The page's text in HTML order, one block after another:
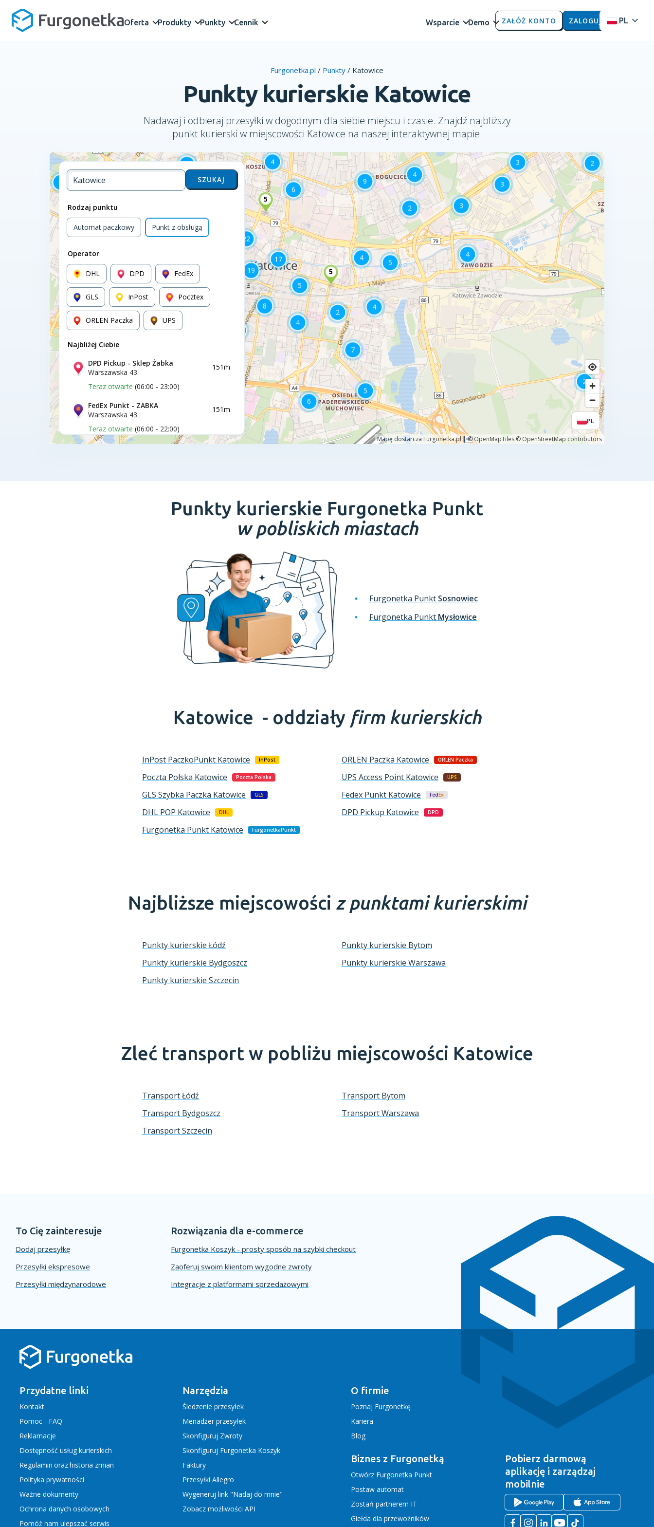
Oferta Produkty Punkty Cennik Wsparcie Demo ZAŁÓŻ KONTO ZALOGUJ PL
Furgonetka.pl / Punkty / Katowice
Punkty kurierskie Katowice
Nadawaj i odbieraj przesyłki w dogodnym dla siebie miejscu i czasie. Znajdź najbliższy
punkt kurierski w miejscowości Katowice na naszej interaktywnej mapie.
Punkty kurierskie Furgonetka Punkt
w pobliskich miastach
Furgonetka Punkt Sosnowiec
Furgonetka Punkt Mysłowice
Katowice - oddziały firm kurierskich
InPost PaczkoPunkt Katowice InPost ORLEN Paczka Katowice ORLEN Paczka
Poczta Polska Katowice Poczta Polska UPS Access Point Katowice UPS
GLS Szybka Paczka Katowice GLS Fedex Punkt Katowice FedEx
DHL POP Katowice DHL DPD Pickup Katowice DPD
Furgonetka Punkt Katowice FurgonetkaPunkt
Najbliższe miejscowości z punktami kurierskimi
Punkty kurierskie Łódź
Punkty kurierskie Bytom
Punkty kurierskie Bydgoszcz
Punkty kurierskie Warszawa
Punkty kurierskie Szczecin
Zleć transport w pobliżu miejscowości Katowice
Transport Łódź
Transport Bytom
Transport Bydgoszcz
Transport Warszawa
Transport Szczecin
To Cię zainteresuje
Dodaj przesyłkę
Przesyłki ekspresowe
Przesyłki międzynarodowe
Rozwiązania dla e-commerce
Furgonetka Koszyk - prosty sposób na szybki checkout
Zaoferuj swoim klientom wygodne zwroty
Integracje z platformami sprzedażowymi
Przydatne linki
Kontakt
Pomoc - FAQ
Reklamacje
Dostępność usług kurierskich
Regulamin orazhistoria zmian
Polityka prywatności
Ważne dokumenty
Ochrona danych osobowych
Pomóż nam ulepszać serwis
Narzędzia
Śledzenie przesyłek
Menadżer przesyłek
Skonfiguruj Zwroty
Skonfiguruj Furgonetka Koszyk
Faktury
Przesyłki Allegro
Wygeneruj link "Nadaj do mnie"
Zobacz możliwości API
O firmie
Poznaj Furgonetkę
Kariera
Blog
Biznes z Furgonetką
Otwórz Furgonetka Punkt
Postaw automat
Zostań partnerem IT
Giełda dla przewoźników
Pobierz darmową
aplikację i zarządzaj
mobilnie